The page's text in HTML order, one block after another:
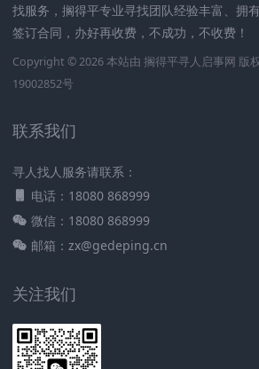
找服务，搁得平专业寻找团队经验丰富、拥
签订合同，办好再收费，不成功，不收费！
Copyright © 2026 本站由 搁得平寻人启事网 版
19002852号
联系我们
寻人找人服务请联系：
电话：18080 868999
微信：18080 868999
邮箱：zx@gedeping.cn
关注我们